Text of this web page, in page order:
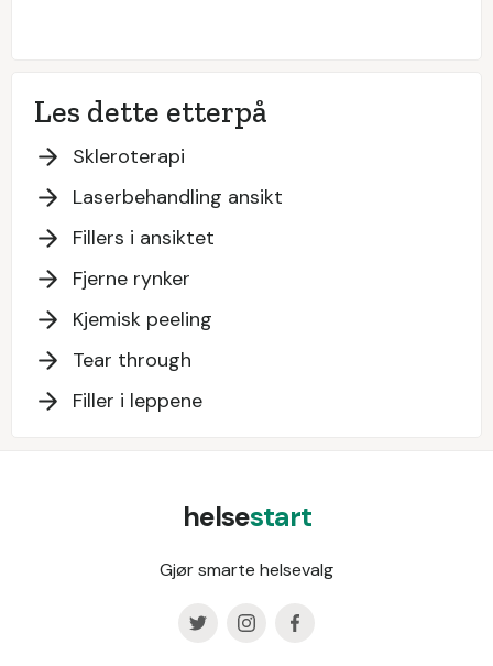
Les dette etterpå
Skleroterapi
Laserbehandling ansikt
Fillers i ansiktet
Fjerne rynker
Kjemisk peeling
Tear through
Filler i leppene
helsestart
Gjør smarte helsevalg